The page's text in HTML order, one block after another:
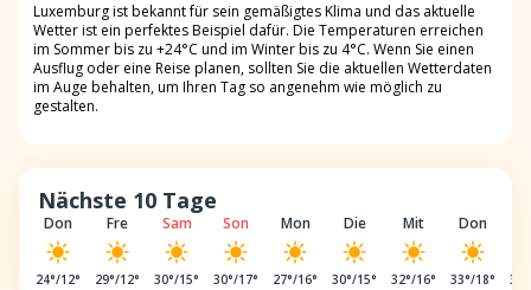
Luxemburg ist bekannt für sein gemäßigtes Klima und das aktuelle
Wetter ist ein perfektes Beispiel dafür. Die Temperaturen erreichen
im Sommer bis zu +24°C und im Winter bis zu 4°C. Wenn Sie einen
Ausflug oder eine Reise planen, sollten Sie die aktuellen Wetterdaten
im Auge behalten, um Ihren Tag so angenehm wie möglich zu
gestalten.
Nächste 10 Tage
Don
24°/12°
Fre
29°/12°
Sam
30°/15°
Son
30°/17°
Mon
27°/16°
Die
30°/15°
Mit
32°/16°
Don
33°/18° 32